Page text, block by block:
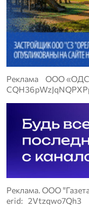
Реклама ООО
Реклама. ООО
erid: 2Vtzqwo7Qh3